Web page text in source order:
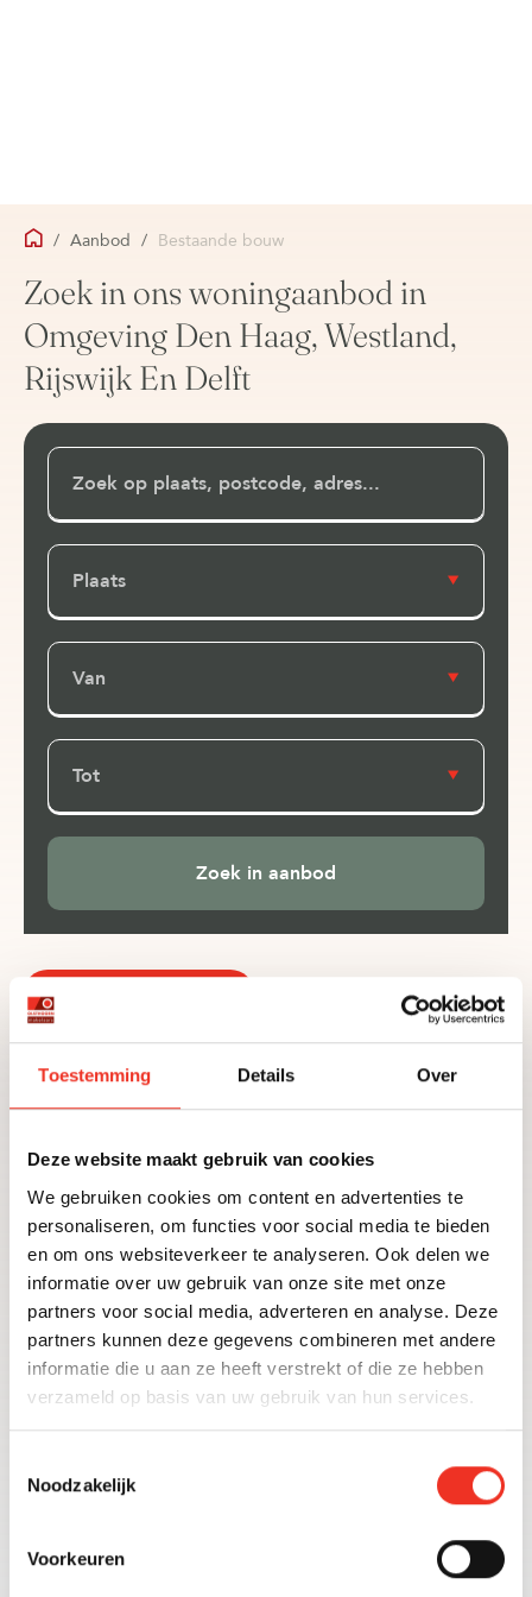
Toestemming Details Over
Deze website maakt gebruik van cookies
We gebruiken cookies om content en advertenties te
personaliseren, om functies voor social media te bieden
en om ons websiteverkeer te analyseren. Ook delen we
informatie over uw gebruik van onze site met onze
partners voor social media, adverteren en analyse. Deze
partners kunnen deze gegevens combineren met andere
informatie die u aan ze heeft verstrekt of die ze hebben
verzameld op basis van uw gebruik van hun services.
Noodzakelijk
Voorkeuren
/ Aanbod / Bestaande bouw
Zoek in ons woningaanbod in
Omgeving Den Haag, Westland,
Rijswijk En Delft
Plaats
Van
Tot
Plaats zoekopdracht
Nieuwbouwprojecten
ONZE VESTIGINGEN
Delft
Noordeinde 51
2611 KG Delft
015 204 92 42
Johannes Bildersstraat 87